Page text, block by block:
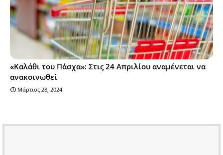
«Καλάθι του Πάσχα»: Στις 24 Απριλίου αναμένεται να
ανακοινωθεί
Μάρτιος 28, 2024